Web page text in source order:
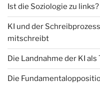
Ist die Soziologie zu
KI und der
mitschreibt
Die Landnahme der KI
Die